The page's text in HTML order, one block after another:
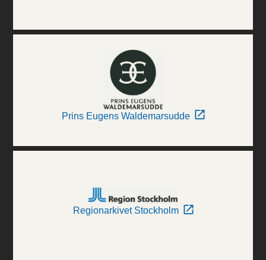
Prins Eugens Waldemarsudde
Regionarkivet Stockholm